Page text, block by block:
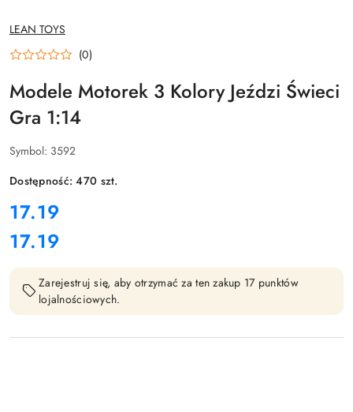
NAZWA
PRODUCENTA:
LEAN TOYS
(0)
Modele Motorek 3 Kolory Jeździ Świeci
Gra 1:14
Symbol: 3592
Dostępność:470 szt.
cena:
17.19
Cena:
17.19
Zarejestruj się, aby otrzymać za ten zakup 17 punktów
lojalnościowych.